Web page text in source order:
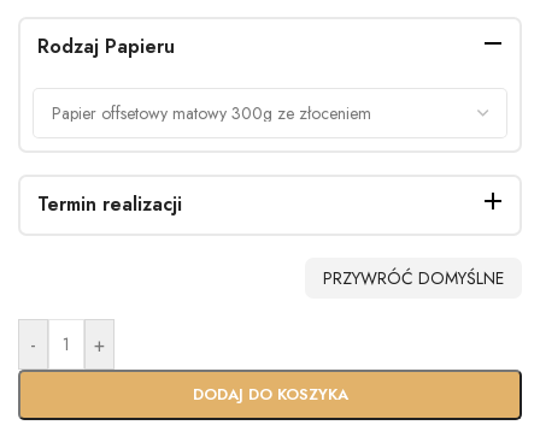
Rodzaj Papieru
Termin realizacji
Standardo
Ekspres
(+100zł)
PRZYWRÓĆ DOMYŚLNE
- +
DODAJ DO KOSZYKA